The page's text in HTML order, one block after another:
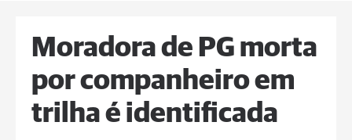
Moradora de PG morta
por companheiro em
trilha é identificada